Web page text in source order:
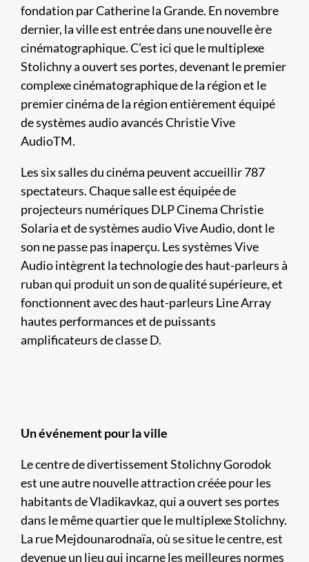
fondation par Catherine la Grande. En novembre
dernier, la ville est entrée dans une nouvelle ère
cinématographique. C’est ici que le multiplexe
Stolichny a ouvert ses portes, devenant le premier
complexe cinématographique de la région et le
premier cinéma de la région entièrement équipé
de systèmes audio avancés Christie Vive
AudioTM.
Les six salles du cinéma peuvent accueillir 787
spectateurs. Chaque salle est équipée de
projecteurs numériques DLP Cinema Christie
Solaria et de systèmes audio Vive Audio, dont le
son ne passe pas inaperçu. Les systèmes Vive
Audio intègrent la technologie des haut-parleurs à
ruban qui produit un son de qualité supérieure, et
fonctionnent avec des haut-parleurs Line Array
hautes performances et de puissants
amplificateurs de classe D.
Un événement pour la ville
Le centre de divertissement Stolichny Gorodok
est une autre nouvelle attraction créée pour les
habitants de Vladikavkaz, qui a ouvert ses portes
dans le même quartier que le multiplexe Stolichny.
La rue Mejdounarodnaïa, où se situe le centre, est
devenue un lieu qui incarne les meilleures normes